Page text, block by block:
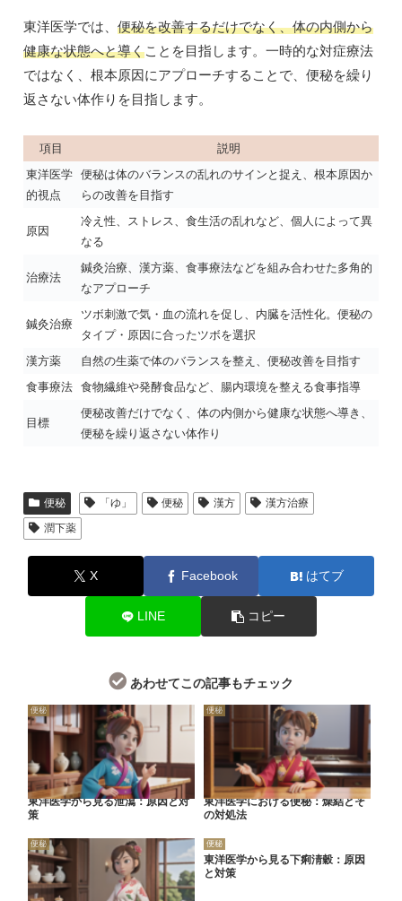
東洋医学では、 便秘を改善するだけでなく、体の内側から
健康な状態へと導くことを目指します。一時的な対症療法
ではなく、根本原因にアプローチすることで、便秘を繰り
返さない体作りを目指します。
項目
説明
東洋医学
的視点
便秘は体のバランスの乱れのサインと捉え、根本原因か
らの改善を目指す
原因
冷え性、ストレス、食生活の乱れなど、個人によって異
なる
治療法
鍼灸治療、漢方薬、食事療法などを組み合わせた多角的
なアプローチ
鍼灸治療
ツボ刺激で気・血の流れを促し、内臓を活性化。便秘の
タイプ・原因に合ったツボを選択
漢方薬
自然の生薬で体のバランスを整え、便秘改善を目指す
食事療法 食物繊維や発酵食品など、腸内環境を整える食事指導
目標
便秘改善だけでなく、体の内側から健康な状態へ導き、
便秘を繰り返さない体作り
便秘 「ゆ」 便秘 漢方
漢方治療
潤下薬
X Facebook はてブ
LINE コピー
あわせてこの記事もチェック
便秘
東洋医学から見る泄瀉：原因と対
策
便秘
東洋医学における便秘：燥結とそ
の対処法
便秘 便秘
東洋医学から見る下痢淸穀：原因
と対策